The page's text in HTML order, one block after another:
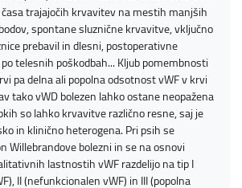
trajajočih krvavitev na mestih manjših
spontane sluznične krvavitve, vključno
prebavil in dlesni, postoperativne
telesnih poškodbah... Kljub pomembnosti
pa delna ali popolna odsotnost vWF v krvi
tako vWD bolezen lahko ostane neopažena
so lahko krvavitve različno resne, saj je
in klinično heterogena. Pri psih se
Willebrandove bolezni in se na osnovi
lastnostih vWF razdelijo na tip I
II (nefunkcionalen vWF) in III (popolna